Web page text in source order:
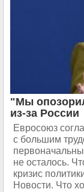
"Мы
из-за России
Евросоюз
с большим
не осталось.
кризис
Новости. Что